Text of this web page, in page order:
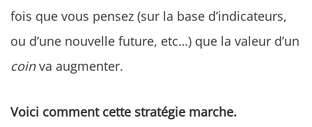
fois que vous pensez (sur la base d’indicateurs,
ou d’une nouvelle future, etc…) que la valeur d’un
coinva augmenter.
Voici comment cette stratégie marche.